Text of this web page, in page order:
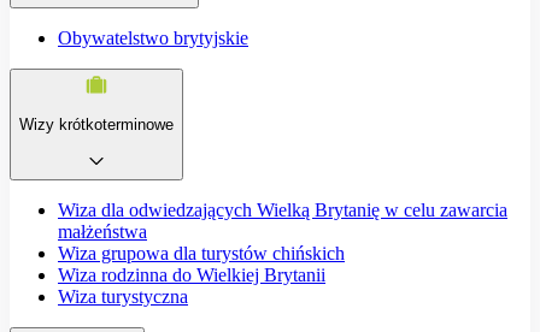
Obywatelstwo brytyjskie
Wizy krótkoterminowe
Wiza dla odwiedzających Wielką Brytanię w celu zawarcia
małżeństwa
Wiza grupowa dla turystów chińskich
Wiza rodzinna do Wielkiej Brytanii
Wiza turystyczna